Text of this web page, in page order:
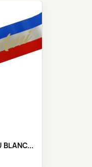
BLANC...